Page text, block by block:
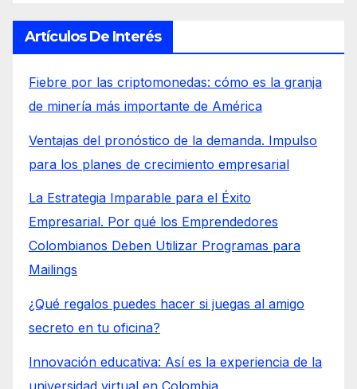
Artículos De Interés
Fiebre por las criptomonedas: cómo es la granja
de minería más importante de América
Ventajas del pronóstico de la demanda. Impulso
para los planes de crecimiento empresarial
La Estrategia Imparable para el Éxito
Empresarial. Por qué los Emprendedores
Colombianos Deben Utilizar Programas para
Mailings
¿Qué regalos puedes hacer si juegas al amigo
secreto en tu oficina?
Innovación educativa: Así es la experiencia de la
universidad virtual en Colombia